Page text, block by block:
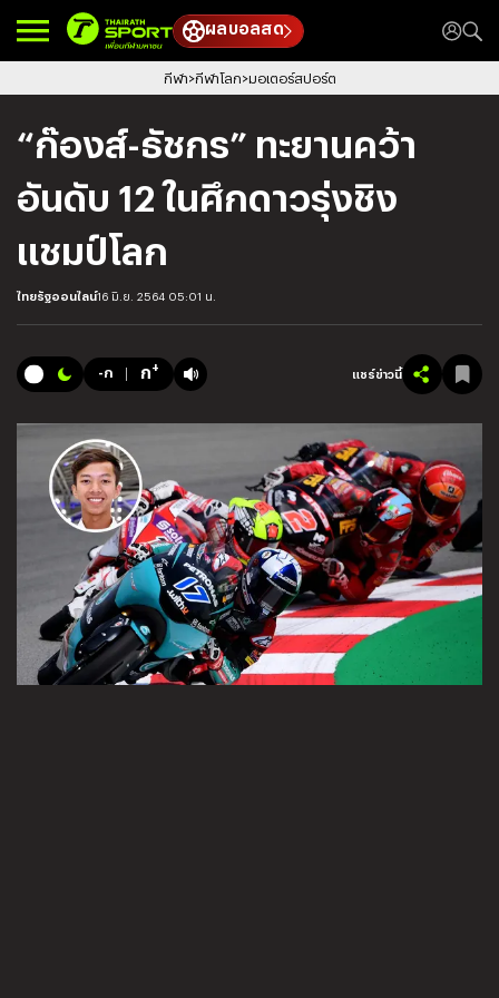
ผลบอลสด
กีฬา กีฬาโลก มอเตอร์สปอร์ต
“ก๊องส์-ธัชกร” ทะยานคว้า
อันดับ 12 ในศึกดาวรุ่งชิง
แชมป์โลก
ไทยรัฐออนไลน์16 มิ.ย. 2564 05:01 น.
-ก ก+ แชร์ข่าวนี้